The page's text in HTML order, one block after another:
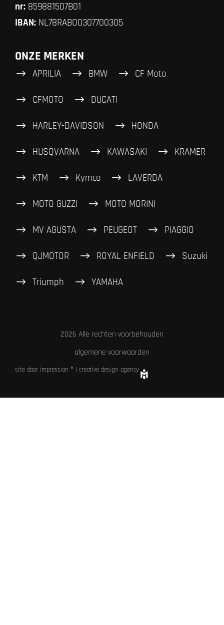
nr: 859881507B01
IBAN: NL78RABO0307700305
ONZE MERKEN
APRILIA BMW CF Moto
CFMOTO DUCATI
HARLEY-DAVIDSON HONDA
HUSQVARNA KAWASAKI KRAMER
KTM Kymco LAVERDA
MOTO GUZZI MOTO MORINI
MV AGUSTA PEUGEOT PIAGGIO
QJMOTOR ROYAL ENFIELD Suzuki
Triumph YAMAHA
2026 Alle rechten voorbehouden
algemene voorwaarden
site door impression ® | creative design agency